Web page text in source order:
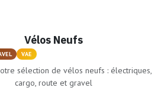
Vélos Neufs
VAE
sélection de vélos neufs : électriques,
cargo, route et gravel